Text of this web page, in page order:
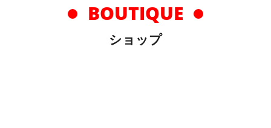
BOUTIQUE
ショップ